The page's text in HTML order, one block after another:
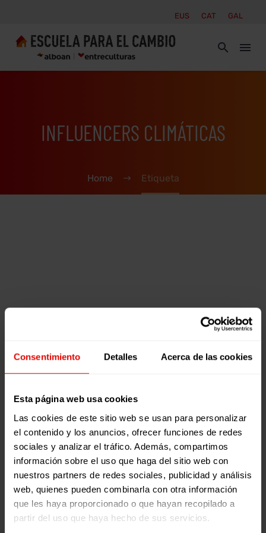
Consentimiento Detalles Acerca de las cookies
Esta página web usa cookies
Las cookies de este sitio web se usan para personalizar
el contenido y los anuncios, ofrecer funciones de redes
sociales y analizar el tráfico. Además, compartimos
información sobre el uso que haga del sitio web con
nuestros partners de redes sociales, publicidad y análisis
web, quienes pueden combinarla con otra información
que les haya proporcionado o que hayan recopilado a
partir del uso que haya hecho de sus servicios.
EUS CAT GAL
INFLUENCERS CLIMÁTICAS
Home Etiqueta
el
pasó
de
pereza
a
despertar
interés
Participación y Cambio Social
cómo el
cambio
pasó de dar
pereza a
despertar
interés
TIEMPO DE
LECTURA: 3
MINUTOS
LEER MÁS